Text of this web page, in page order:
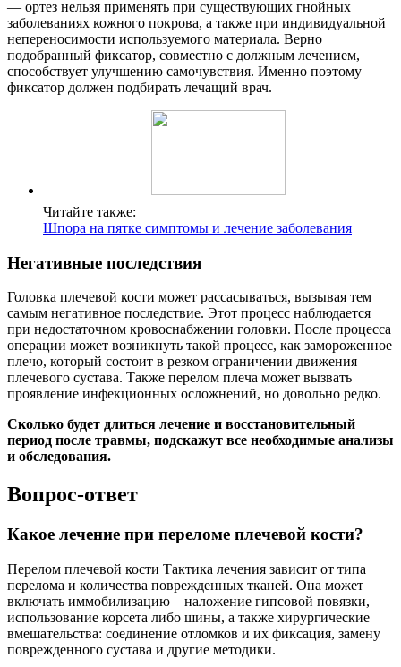
— ортез нельзя применять при существующих гнойных
заболеваниях кожного покрова, а также при индивидуальной
непереносимости используемого материала. Верно
подобранный фиксатор, совместно с должным лечением,
способствует улучшению самочувствия. Именно поэтому
фиксатор должен подбирать лечащий врач.
Читайте также:
Шпора на пятке симптомы и лечение заболевания
Негативные последствия
Головка плечевой кости может рассасываться, вызывая тем
самым негативное последствие. Этот процесс наблюдается
при недостаточном кровоснабжении головки. После процесса
операции может возникнуть такой процесс, как замороженное
плечо, который состоит в резком ограничении движения
плечевого сустава. Также перелом плеча может вызвать
проявление инфекционных осложнений, но довольно редко.
Сколько будет длиться лечение и восстановительный
период после травмы, подскажут все необходимые анализы
и обследования.
Вопрос-ответ
Какое лечение при переломе плечевой кости?
Перелом плечевой кости Тактика лечения зависит от типа
перелома и количества поврежденных тканей. Она может
включать иммобилизацию – наложение гипсовой повязки,
использование корсета либо шины, а также хирургические
вмешательства: соединение отломков и их фиксация, замену
поврежденного сустава и другие методики.